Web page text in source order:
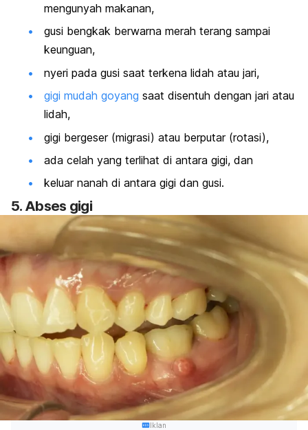
mengunyah makanan,
gusi bengkak berwarna merah terang sampai
keunguan,
nyeri pada gusi saat terkena lidah atau jari,
gigi mudah goyang saat disentuh dengan jari atau
lidah,
gigi bergeser (migrasi) atau berputar (rotasi),
ada celah yang terlihat di antara gigi, dan
keluar nanah di antara gigi dan gusi.
5. Abses gigi
Iklan